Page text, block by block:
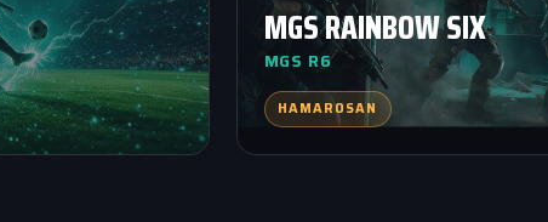
MGS RAINBOW SIX
MGS R6
HAMAROSAN